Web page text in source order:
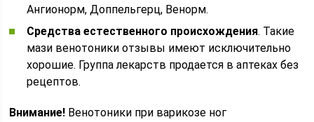
Ангионорм, Доппельгерц, Венорм.
Средства естественного происхождения. Такие
мази венотоники отзывы имеют исключительно
хорошие. Группа лекарств продается в аптеках без
рецептов.
Внимание! Венотоники при варикозе ног